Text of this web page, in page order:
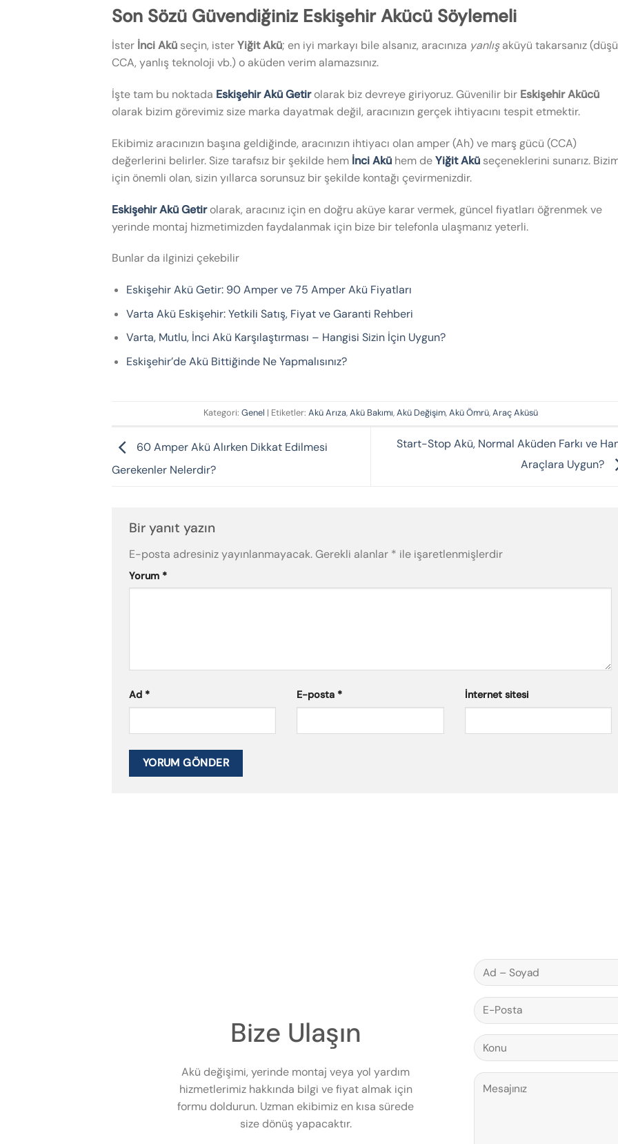
Son Sözü Güvendiğiniz Eskişehir Akücü Söylemeli
İster İnci Akü seçin, isterYiğit Akü; en iyi markayı bile alsanız, aracınıza yanlışaküyü takarsanız
CCA, yanlış teknoloji vb.) o aküden verim alamazsınız.
İşte tam bu noktada Eskişehir Akü Getirolarak biz devreye giriyoruz. Güvenilir bir Eskişehir Akücü
olarak bizim görevimiz size marka dayatmak değil, aracınızın gerçek ihtiyacını tespit etmektir.
Ekibimiz aracınızın başına geldiğinde, aracınızın ihtiyacı olan amper (Ah) ve marş gücü (CCA)
değerlerini belirler. Size tarafsız bir şekilde hem İnci Akü hem deYiğit Akü seçeneklerini sunarız.
için önemli olan, sizin yıllarca sorunsuz bir şekilde kontağı çevirmenizdir.
Eskişehir Akü Getir olarak, aracınız için en doğru aküye karar vermek, güncel fiyatları öğrenmek ve
yerinde montaj hizmetimizden faydalanmak için bize bir telefonla ulaşmanız yeterli.
Bunlar da ilginizi çekebilir
Eskişehir Akü Getir: 90 Amper ve 75 Amper Akü Fiyatları
Varta Akü Eskişehir: Yetkili Satış, Fiyat ve Garanti Rehberi
Varta, Mutlu, İnci Akü Karşılaştırması – Hangisi Sizin İçin Uygun?
Eskişehir’de Akü Bittiğinde Ne Yapmalısınız?
Kategori: Genel | Etiketler: Akü Arıza,Akü Bakımı,Akü Değişim,Akü Ömrü,Araç Aküsü
60 Amper Akü Alırken Dikkat Edilmesi
Gerekenler Nelerdir?
Start-Stop Akü, Normal Aküden Farkı ve
Araçlara Uygun?
Bir yanıt yazın
E-posta adresiniz yayınlanmayacak.Gerekli alanlar * ile işaretlenmişlerdir
Yorum *
Ad * E-posta * İnternet sitesi
Bize Ulaşın
Akü değişimi, yerinde montaj veya yol yardım
hizmetlerimiz hakkında bilgi ve fiyat almak için
formu doldurun. Uzman ekibimiz en kısa sürede
size dönüş yapacaktır.